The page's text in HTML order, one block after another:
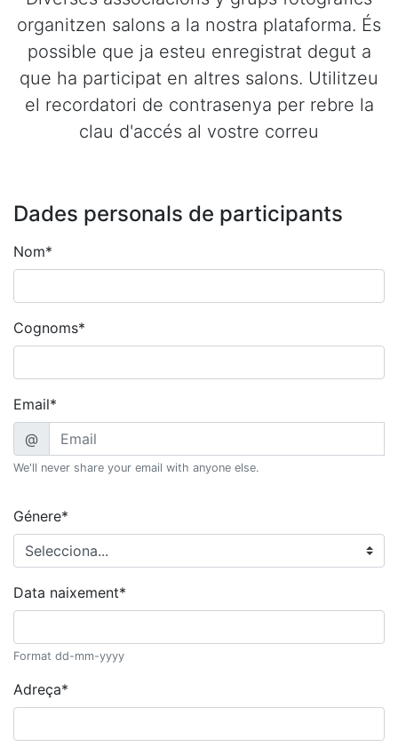
organitzen salons a la nostra plataforma. És
possible que ja esteu enregistrat degut a
que ha participat en altres salons. Utilitzeu
el recordatori de contrasenya per rebre la
clau d'accés al vostre correu
Dades personals de participants
Nom*
Cognoms*
Email*
@
We'll never share your email with anyone else.
Génere*
Data naixement*
Format dd-mm-yyyy
Adreça*